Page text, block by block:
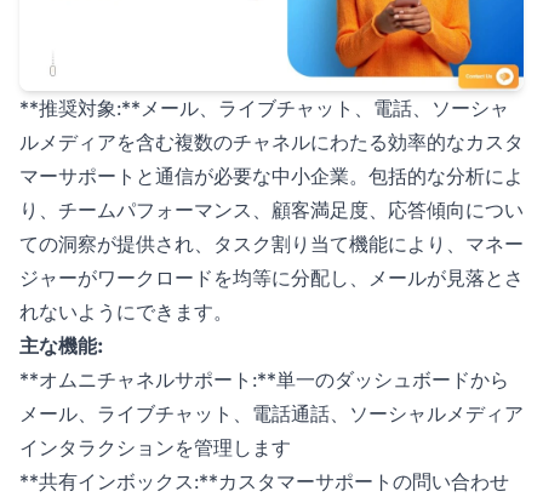
**推奨対象:**メール、ライブチャット、電話、ソーシャ
ルメディアを含む複数のチャネルにわたる効率的なカスタ
マーサポートと通信が必要な中小企業。包括的な分析によ
り、チームパフォーマンス、顧客満足度、応答傾向につい
ての洞察が提供され、タスク割り当て機能により、マネー
ジャーがワークロードを均等に分配し、メールが見落とさ
れないようにできます。
主な機能:
**オムニチャネルサポート:**単一のダッシュボードから
メール、ライブチャット、電話通話、ソーシャルメディア
インタラクションを管理します
**共有インボックス:**カスタマーサポートの問い合わせ